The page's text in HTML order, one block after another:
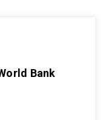
Bank